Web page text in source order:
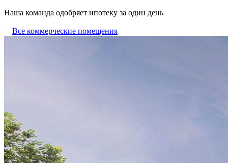
Наша команда одобряет ипотеку за один день
Все коммерческие помещения